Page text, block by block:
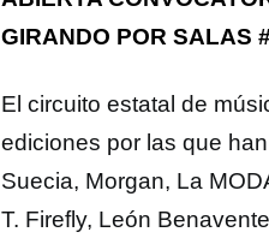
GIRANDO POR SALAS
El circuito estatal de
ediciones por las que
Suecia, Morgan, La
T. Firefly, León